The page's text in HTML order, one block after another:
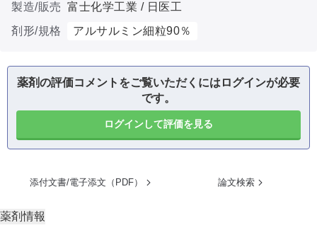
製造/販売 富士化学工業 / 日医工
剤形/規格
アルサルミン細粒90％
薬剤の評価コメントをご覧いただくにはログインが必要
です。
ログインして評価を見る
添付文書/電子添文（PDF） 論文検索
薬剤情報